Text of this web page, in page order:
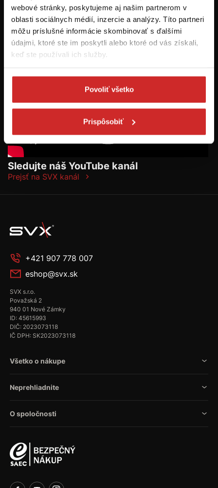
webové stránky, poskytujeme aj našim partnerom v
oblasti sociálnych médií, inzercie a analýzy. Títo partneri
môžu príslušné informácie skombinovať s ďalšími
údajmi, ktoré ste im poskytli alebo ktoré od vás získali,
keď ste používali ich služby.
Povoliť všetko
Prispôsobiť
Chcem dostávať informácie o zľavách a akciových ponukách (e-
mailom, SMS, volaním vrátane volania s robotom) - určené pre
osoby staršie ako 16 rokov!
Sledujte náš YouTube kanál
Prejsť na SVX kanál
+421 907 778 007
eshop@svx.sk
SVX s.r.o.
Považská 2
940 01 Nové Zámky
ID: 45615993
DIČ: 2023073118
IČ DPH: SK2023073118
Všetko o nákupe
Neprehliadnite
O spoločnosti